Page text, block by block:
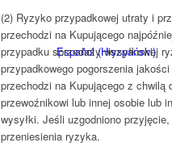
Español(Hiszpański)
(2) Ryzyko przypadkowej utraty i
przechodzi na Kupującego
przypadku sprzedaży wysyłkowej
przypadkowego pogorszenia
przechodzi na Kupującego z chwilą
przewoźnikowi lub innej osobie lub
wysyłki. Jeśli uzgodniono
przeniesienia ryzyka.